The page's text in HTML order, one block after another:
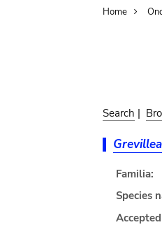
Home
Search |
Grevillea
Familia:
Species